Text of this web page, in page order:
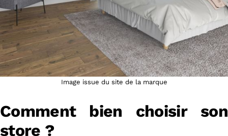
Image issue du site de la marque
Comment bien choisir son
store ?